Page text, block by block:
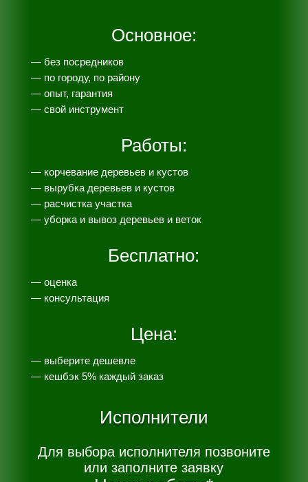
Основное:
— без посредников
— по городу, по району
— опыт, гарантия
— свой инструмент
Работы:
— корчевание деревьев и кустов
— вырубка деревьев и кустов
— расчистка участка
— уборка и вывоз деревьев и веток
Бесплатно:
— оценка
— консультация
Цена:
— выберите дешевле
— кешбэк 5% каждый заказ
Исполнители
Для выбора исполнителя позвоните
или заполните заявку